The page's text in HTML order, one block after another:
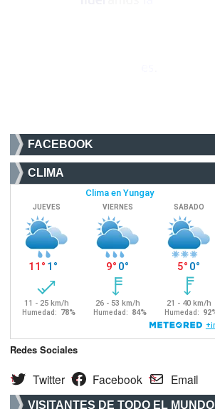
FACEBOOK
CLIMA
Redes Sociales
Twitter Facebook Email
VISITANTES DE TODO EL MUNDO